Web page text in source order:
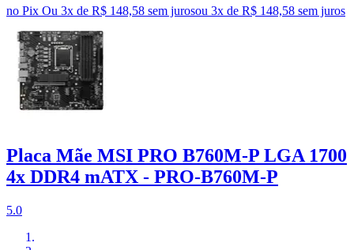
no Pix Ou 3x de R$ 148,58 sem jurosou 3x de R$ 148,58 sem juros
Placa Mãe MSI PRO B760M-P LGA 1700
4x DDR4 mATX - PRO-B760M-P
5.0